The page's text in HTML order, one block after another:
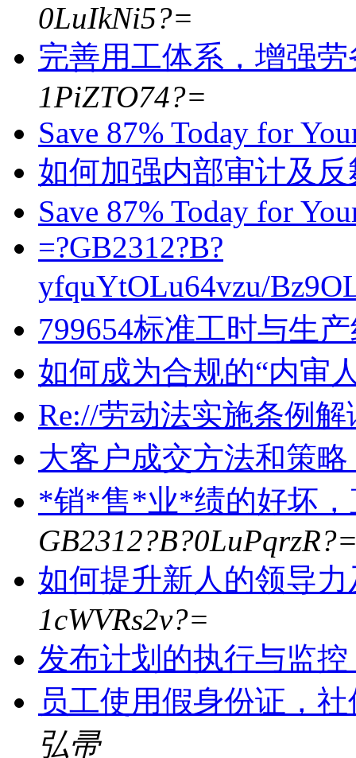
0LuIkNi5?=
完善用工体系，增强
1PiZTO74?=
Save 87% Today for
如何加强内部审计及
Save 87% Today for
=?GB2312?B?
yfquYtOLu64vzu/
799654标准工时与生
如何成为合规的“内审
Re://劳动法实施条例
大客户成交方法和策略
*销*售*业*绩的好坏
如何提升新人的领导
1cWVRs2v?=
发布计划的执行与监控
员工使用假身份证，
弘帚